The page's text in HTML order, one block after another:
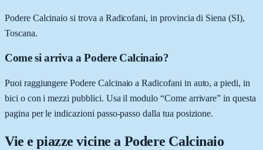
Podere Calcinaio si trova a Radicofani, in provincia di Siena (SI),
Toscana.
Come si arriva a Podere Calcinaio?
Puoi raggiungere Podere Calcinaio a Radicofani in auto, a piedi, in
bici o con i mezzi pubblici. Usa il modulo “Come arrivare” in questa
pagina per le indicazioni passo-passo dalla tua posizione.
Vie e piazze vicine a Podere Calcinaio